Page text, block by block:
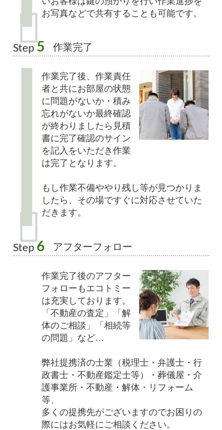
お写真などで共有することも可能です。
Step 5 作業完了
作業完了後、作業責任
者と共にお部屋の状態
に問題がないか・積み
忘れがないか最終確認
が終わりましたら見積
書に完了確認のサイン
を記入をいただき作業
は完了となります。
もし作業不備ややり残し等が見つかりま
したら、その場ですぐに対応させていた
だきます。
Step 6 アフターフォロー
作業完了後のアフター
フォローもエコトミー
は充実しております。
「不動産の査定」「解
体のご相談」「相続等
の問題」など…
弊社提携済の士業（税理士・弁護士・行
政書士・不動産鑑定士等）・葬儀屋・介
護事業所・不動産・解体・リフォーム
等、
多くの提携先がございますのでお困りの
際にはお気軽にご相談ください。